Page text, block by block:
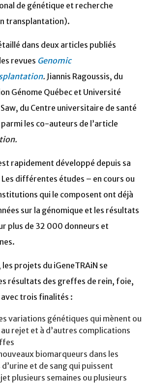
de génétique et recherche
transplantation).
dans deux articles publiés
revues Genomic
. Jiannis Ragoussis, du
Génome Québec et Université
du Centre universitaire de santé
les co-auteurs de l’article
rapidement développé depuis sa
différentes études – en cours ou
qui le composent ont déjà
sur la génomique et les résultats
plus de 32 000 donneurs et
projets du iGeneTRAiN se
résultats des greffes de rein, foie,
trois finalités :
variations génétiques qui mènent ou
rejet et à d’autres complications
biomarqueurs dans les
et de sang qui puissent
plusieurs semaines ou plusieurs